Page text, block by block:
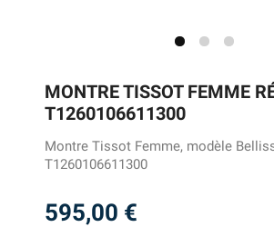
MONTRE TISSOT FEMME
T1260106611300
Montre Tissot Femme, modèle
T1260106611300
595,00 €